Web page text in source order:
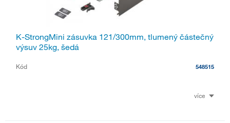
K-StrongMini zásuvka 121/300mm, tlumený částečný
výsuv 25kg, šedá
Kód 548515
více